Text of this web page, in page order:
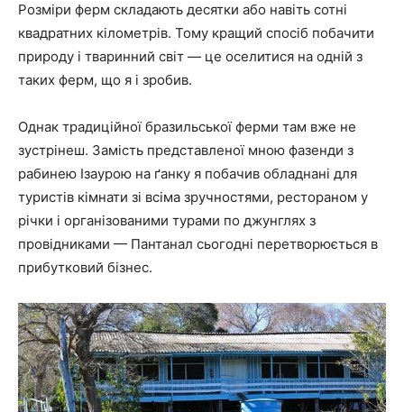
Розміри ферм складають десятки або навіть сотні
квадратних кілометрів. Тому кращий спосіб побачити
природу і тваринний світ — це оселитися на одній з
таких ферм, що я і зробив.
Однак традиційної бразильської ферми там вже не
зустрінеш. Замість представленої мною фазенди з
рабинею Ізаурою на ґанку я побачив обладнані для
туристів кімнати зі всіма зручностями, рестораном у
річки і організованими турами по джунглях з
провідниками — Пантанал сьогодні перетворюється в
прибутковий бізнес.